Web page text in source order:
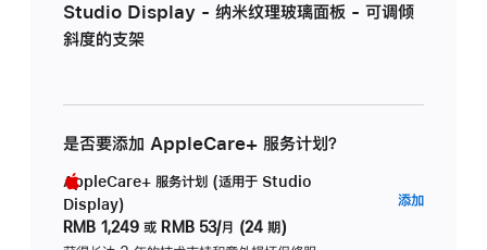
Studio Display - 纳米纹理玻璃面板 - 可调倾
斜度的支架
是否要添加 AppleCare+ 服务计划？
AppleCare+ 服务计划 (适用于 Studio
Display)
RMB 1,249 或 RMB 53/月 (24 期)
添加